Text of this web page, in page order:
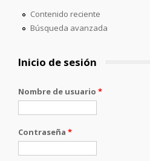
Contenido reciente
Búsqueda avanzada
Inicio de sesión
Nombre de usuario *
Contraseña *